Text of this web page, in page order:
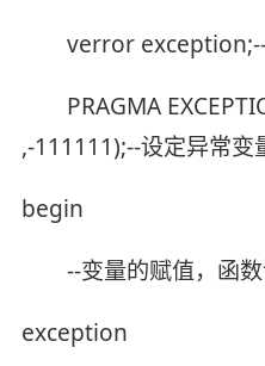
verror exception;--
PRAGMA
,-111111);--设定异常变
begin
--变量的赋值，函数
exception